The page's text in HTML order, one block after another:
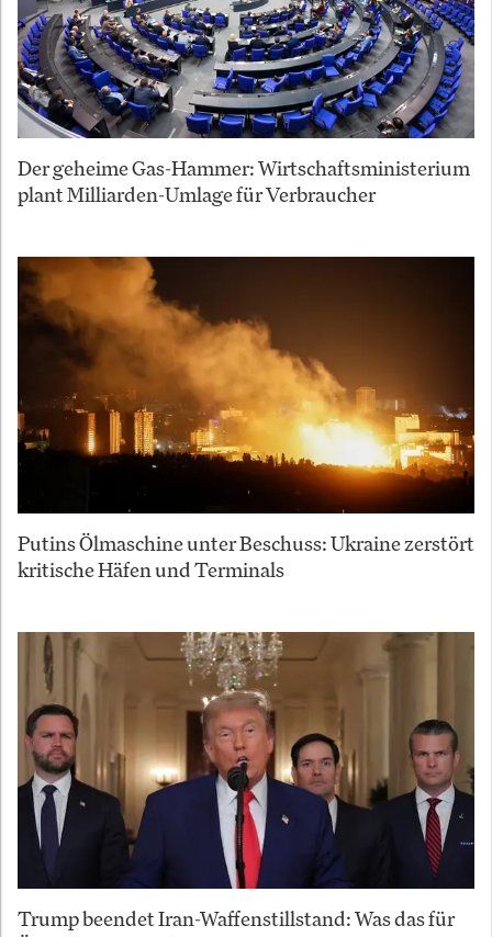
Der geheime Gas-Hammer: Wirtschaftsministerium
plant Milliarden-Umlage für Verbraucher
Putins Ölmaschine unter Beschuss: Ukraine zerstört
kritische Häfen und Terminals
Trump beendet Iran-Waffenstillstand: Was das für